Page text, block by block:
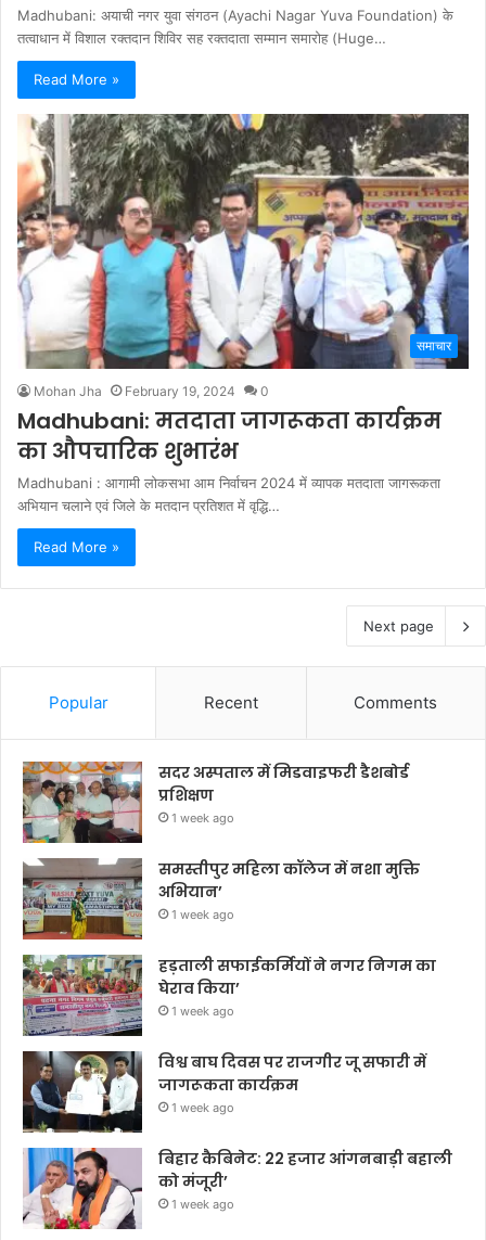
Madhubani: अयाची नगर युवा संगठन (Ayachi Nagar Yuva Foundation) के
तत्वाधान में विशाल रक्तदान शिविर सह रक्तदाता सम्मान समारोह (Huge…
Read More »
समाचार
Mohan Jha February 19, 2024 0
Madhubani: मतदाता जागरूकता कार्यक्रम
का औपचारिक शुभारंभ
Madhubani : आगामी लोकसभा आम निर्वाचन 2024 में व्यापक मतदाता जागरूकता
अभियान चलाने एवं जिले के मतदान प्रतिशत में वृद्धि…
Read More »
Next page
Popular Recent Comments
सदर अस्पताल में मिडवाइफरी डैशबोर्ड
प्रशिक्षण
1 week ago
समस्तीपुर महिला कॉलेज में नशा मुक्ति
अभियान’
1 week ago
हड़ताली सफाईकर्मियों ने नगर निगम का
घेराव किया’
1 week ago
विश्व बाघ दिवस पर राजगीर जू सफारी में
जागरूकता कार्यक्रम
1 week ago
बिहार कैबिनेट: 22 हजार आंगनबाड़ी बहाली
को मंजूरी’
1 week ago